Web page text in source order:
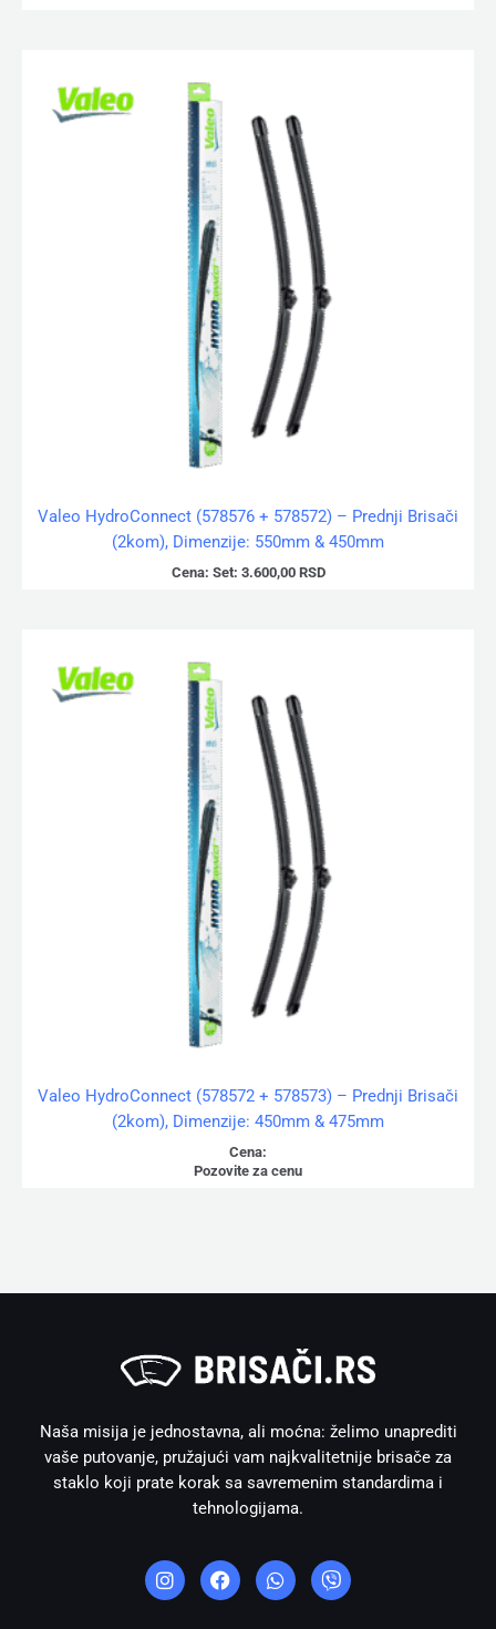
Valeo HydroConnect (578576 + 578572) – Prednji Brisači
(2kom), Dimenzije: 550mm & 450mm
Cena: Set: 3.600,00 RSD
Valeo HydroConnect (578572 + 578573) – Prednji Brisači
(2kom), Dimenzije: 450mm & 475mm
Cena:
Pozovite za cenu
Naša misija je jednostavna, ali moćna: želimo unaprediti
vaše putovanje, pružajući vam najkvalitetnije brisače za
staklo koji prate korak sa savremenim standardima i
tehnologijama.
n
s
t
a
c
e
h
a
t
i
b
e